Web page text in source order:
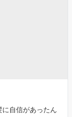
自信があったん